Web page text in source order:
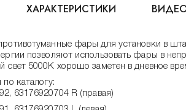
ХАРАКТЕРИСТИКИ
фары для установки в
позволяют использовать фары в
свет 5000К хорошо заметен в дневное
каталогу:
63176920704 R (правая)